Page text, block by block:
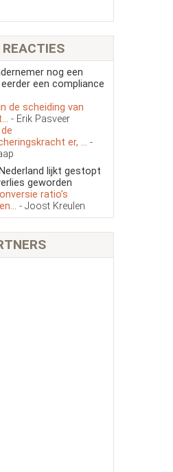
nog een
een compliance
de scheiding van
- Erik Pasveer
er, ... -
lijkt gestopt
geworden
ratio’s
- Joost Kreulen